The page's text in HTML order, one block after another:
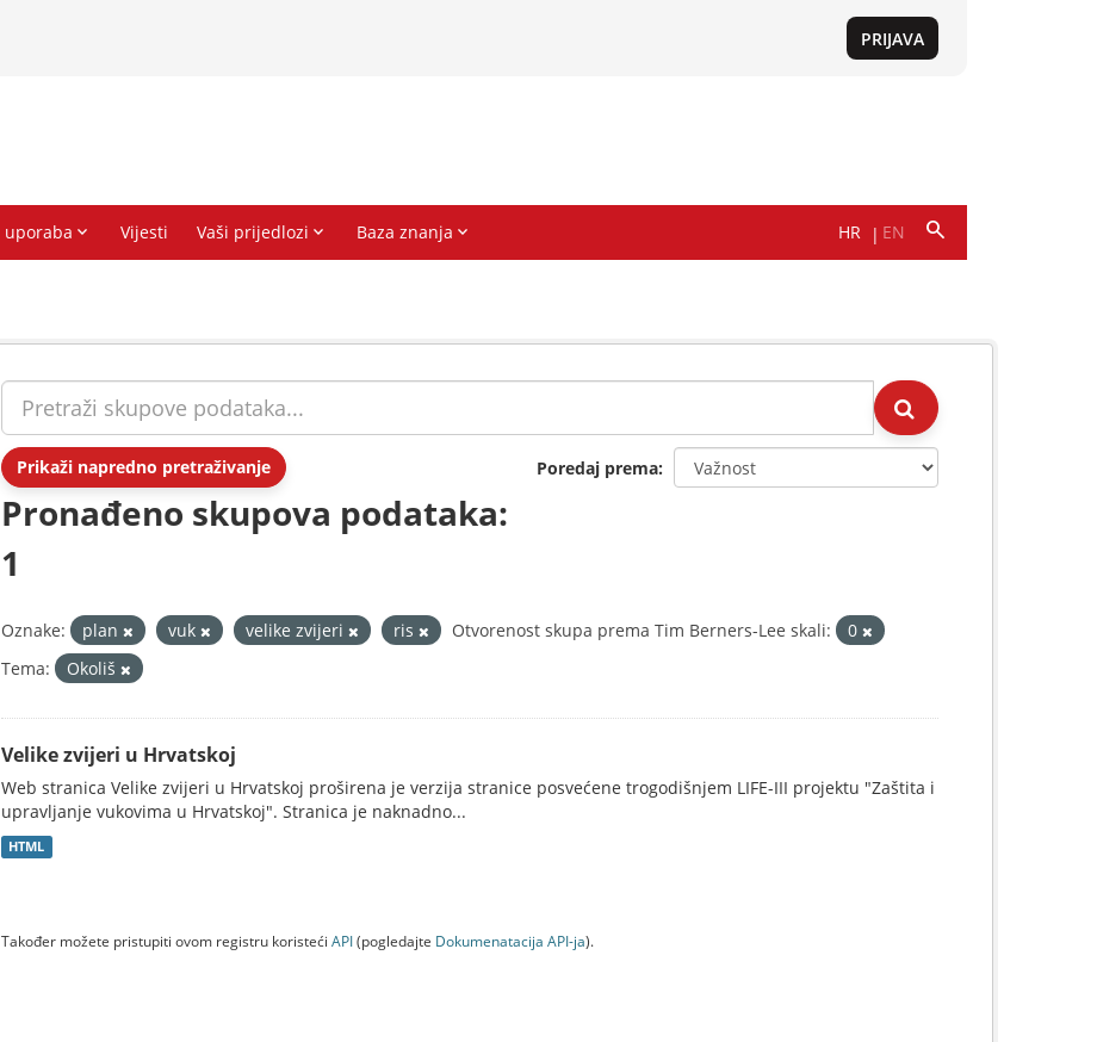
Prikaži napredno pretraživanje Poredaj prema
Pronađeno skupova podataka:
1
Oznake: plan vuk velike zvijeri ris Otvorenost skupa prema Tim Berners-Lee skali:
0
Tema:
Okoliš
Velike zvijeri u Hrvatskoj
Web stranica Velike zvijeri u Hrvatskoj proširena je verzija stranice posvećene trogodišnjem LIFE-III projektu "Zaštita i
upravljanje vukovima u Hrvatskoj". Stranica je naknadno...
HTML
Također možete pristupiti ovom registru koristeći API(pogledajte Dokumenаtаcijа API-jа).